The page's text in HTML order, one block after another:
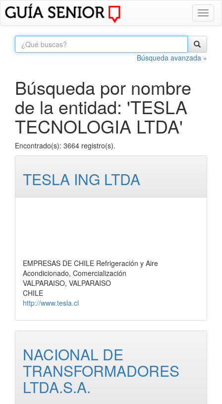
Búsqueda avanzada »
Búsqueda por nombre
de la entidad: 'TESLA
TECNOLOGIA LTDA'
Encontrado(s): 3664 registro(s).
TESLA ING LTDA
EMPRESAS DE CHILE Refrigeración y Aire
Acondicionado, Comercialización
VALPARAISO, VALPARAISO
CHILE
http://www.tesla.cl
NACIONAL DE
TRANSFORMADORES
LTDA.S.A.